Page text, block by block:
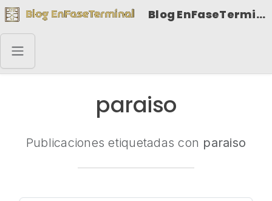
Blog EnFaseTerminal
paraiso
Publicaciones etiquetadas con paraiso